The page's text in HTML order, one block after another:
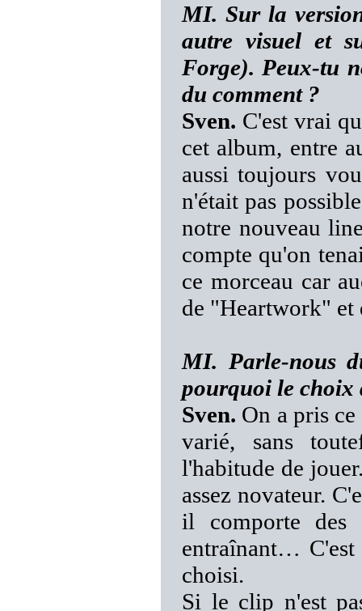
MI. Sur la
autre visuel et
Forge). Peux-tu
du comment ?
Sven. C'est vrai
cet album, entre
aussi toujours
n'était pas
notre nouveau
compte qu'on
ce morceau car
de "Heartwork" et
MI. Parle-nous
pourquoi le choix
Sven. On a pris
varié, sans
l'habitude de
assez novateur.
il comporte des
entraînant… C'est
choisi.
Si le clip n'est